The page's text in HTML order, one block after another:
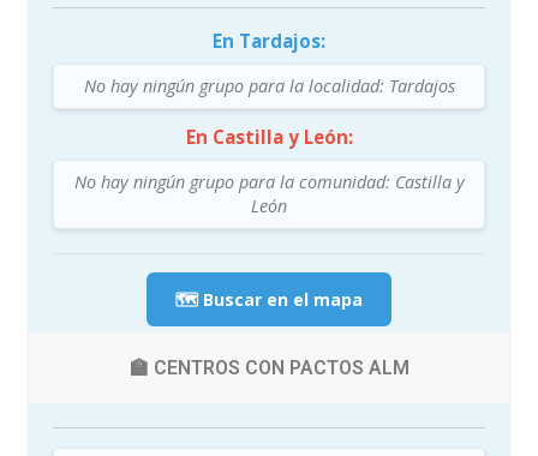
En Tardajos:
No hay ningún grupo para la localidad: Tardajos
En Castilla y León:
No hay ningún grupo para la comunidad: Castilla y
León
🗺️ Buscar en el mapa
🏫 CENTROS CON PACTOS ALM